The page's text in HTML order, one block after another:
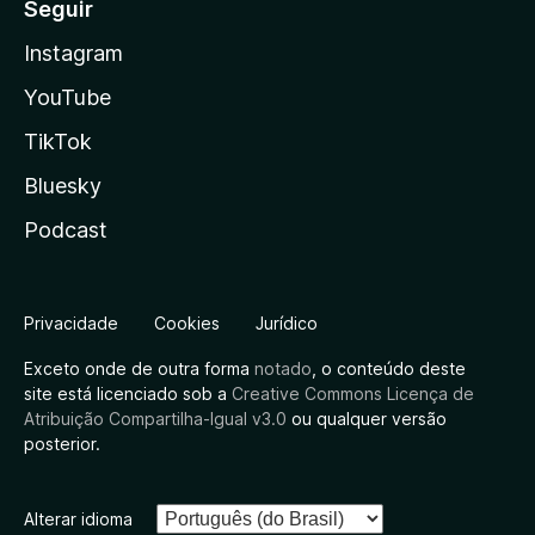
Seguir
Instagram
YouTube
TikTok
Bluesky
Podcast
Privacidade Cookies Jurídico
Exceto onde de outra forma notado , o conteúdo deste
site está licenciado sob a Creative Commons Licença de
Atribuição Compartilha-Igual v3.0 ou qualquer versão
posterior.
Alterar idioma